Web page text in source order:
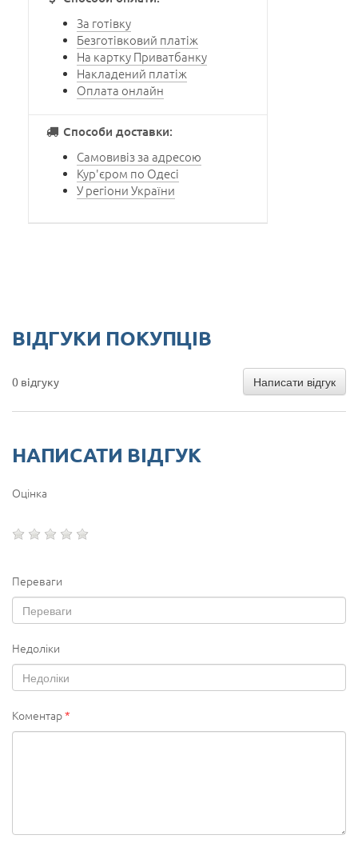
За готівку
Безготівковий платіж
На картку Приватбанку
Накладений платіж
Оплата онлайн
Способи доставки:
Самовивіз за адресою
Кур'єром по Одесі
У регіони України
ВІДГУКИ ПОКУПЦІВ
0 відгуку Написати відгук
НАПИСАТИ ВІДГУК
Оцінка
Переваги
Недоліки
Коментар*